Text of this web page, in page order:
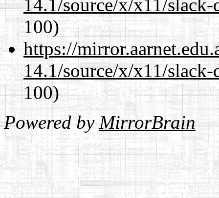
14.1/source/x/x11/
100)
https://
14.1/source/x/x11/
100)
Powered byMirrorBrain